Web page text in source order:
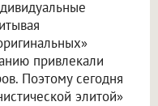
привлекали
Поэтому сегодня
элитой»